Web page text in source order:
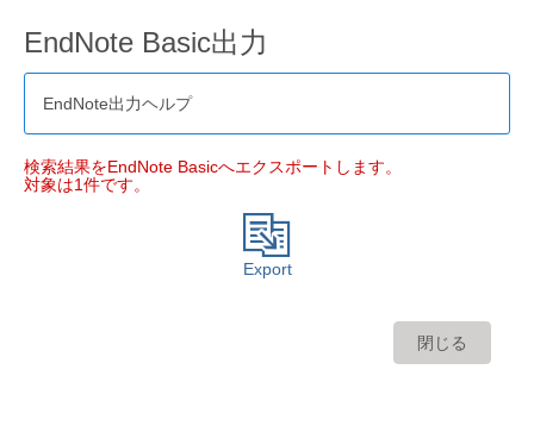
EndNote Basic出力
EndNote出力ヘルプ
検索結果をEndNote Basicへエクスポートします。
対象は1件です。
Export